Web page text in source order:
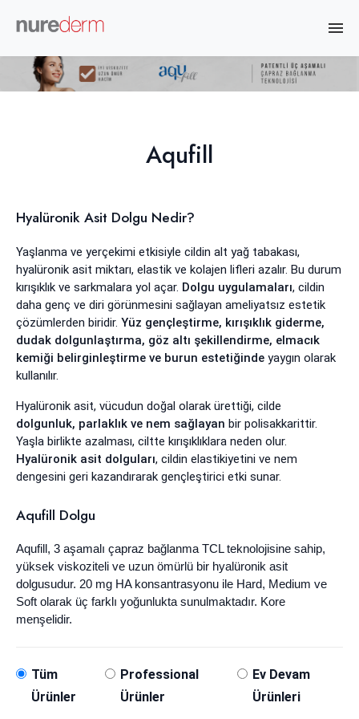
Aqufill
Hyalüronik Asit Dolgu Nedir?
Yaşlanma ve yerçekimi etkisiyle cildin alt yağ tabakası,
hyalüronik asit miktarı, elastik ve kolajen lifleri azalır. Bu durum
kırışıklık ve sarkmalara yol açar. Dolgu uygulamaları, cildin
daha genç ve diri görünmesini sağlayan ameliyatsız estetik
çözümlerden biridir. Yüz gençleştirme, kırışıklık giderme,
dudak dolgunlaştırma, göz altı şekillendirme, elmacık
kemiği belirginleştirme ve burun estetiğinde yaygın olarak
kullanılır.
Hyalüronik asit, vücudun doğal olarak ürettiği, cilde
dolgunluk, parlaklık ve nem sağlayan bir polisakkarittir.
Yaşla birlikte azalması, ciltte kırışıklıklara neden olur.
Hyalüronik asit dolguları, cildin elastikiyetini ve nem
dengesini geri kazandırarak gençleştirici etki sunar.
Aqufill Dolgu
Aqufill , 3 aşamalı çapraz bağlanma TCL teknolojisine sahip,
yüksek viskoziteli ve uzun ömürlü bir hyalüronik asit
dolgusudur. 20 mg HA konsantrasyonu ile Hard, Medium ve
Soft olarak üç farklı yoğunlukta sunulmaktadır. Kore
menşelidir.
Tüm
Ürünler
Professional
Ürünler
Ev Devam
Ürünleri